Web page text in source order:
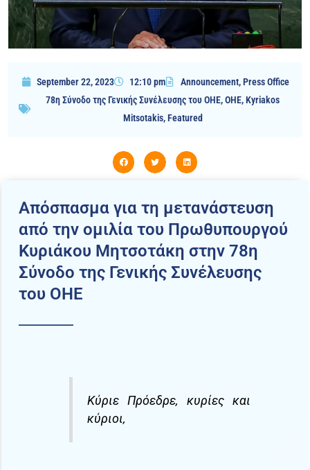
September 22, 2023 12:10 pm Announcement,Press Office
78η Σύνοδο της Γενικής Συνέλευσης του ΟΗΕ,OHE,Kyriakos
Mitsotakis,Featured
Απόσπασμα για τη μετανάστευση
από την ομιλία του Πρωθυπουργού
Κυριάκου Μητσοτάκη στην 78η
Σύνοδο της Γενικής Συνέλευσης
του ΟΗΕ
Κύριε Πρόεδρε, κυρίες και
κύριοι,